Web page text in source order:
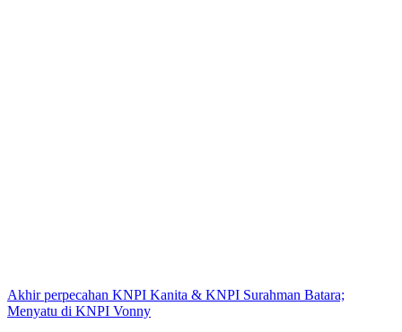
Akhir perpecahan KNPI Kanita & KNPI Surahman Batara;
Menyatu di KNPI Vonny